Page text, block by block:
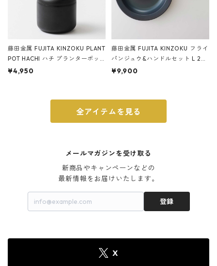
藤田金属 FUJITA KINZOKU PLANT
POT HACHI ハチ プランターポッ
ト 3号 ブラック
¥4,950
藤田金属 FUJITA KINZOKU フライ
パンジュウ&ハンドルセット L 24c
m ガス火・IH対応 鉄フライパン
¥9,900
全アイテムを見る
メールマガジンを受け取る
新商品やキャンペーンなどの
最新情報をお届けいたします。
登録
X